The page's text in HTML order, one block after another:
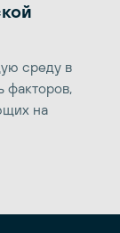
среду в
факторов,
на